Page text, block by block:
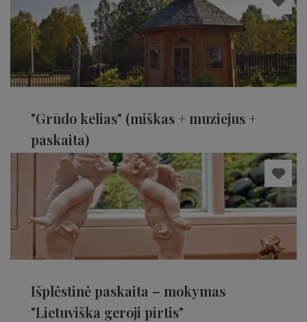
"Grūdo kelias" (miškas + muziejus +
paskaita)
Telšių rajonas
Išplėstinė paskaita – mokymas
"Lietuviška geroji pirtis"